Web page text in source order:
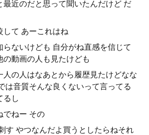
最近のだと思って聞いたんだけど だ
して あーこれはね
らないけども 自分がね直感を信じて
の動画の人も見たけども
人の人はなあとから履歴見たけどなな
は音質そんな良くないって言ってる
るし
でねー その
す やつなんだよ買うとしたらねそれ